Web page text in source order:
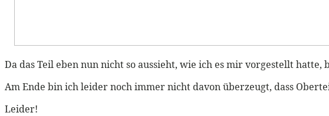
Da das Teil eben nun nicht so aussieht, wie ich es mir vorgestellt
Am Ende bin ich leider noch immer nicht davon überzeugt, dass
Leider!